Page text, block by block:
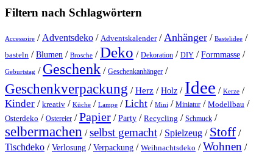
Filtern nach Schlagwörtern
Accessoire / Adventsdeko / Adventskalender/Anhänger / Bastelidee /
basteln /Blumen / Brosche /Deko / Dekoration / DIY /Formmasse /
Geburtstag / Geschenk / Geschenkanhänger /
Geschenkverpackung /Herz /Holz / Idee / Kerze /
Kinder / kreativ / Küche / Lampe /Licht / Mini / Miniatur / Modellbau /
Osterdeko / Ostereier /Papier /Party / Recycling / Schmuck /
selbermachen /selbst gemacht / Spielzeug / Stoff /
Tischdeko /Verlosung /Verpackung / Weihnachtsdeko /Wohnen /